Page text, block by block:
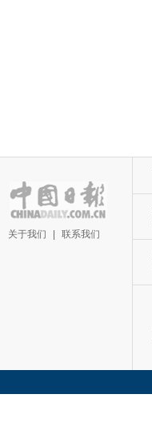
关于我们 联系我们